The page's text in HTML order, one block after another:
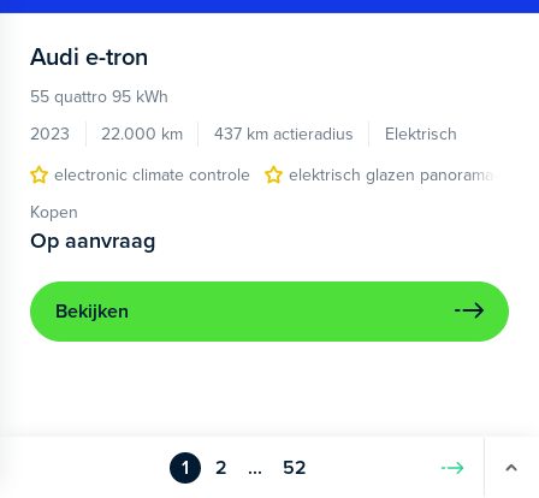
Audi e-tron
55 quattro 95 kWh
2023
22.000 km 437 km actieradius
Elektrisch
electronic climate controle
elektrisch glazen panorama-dak
Kopen
Op aanvraag
Bekijken
1 2 ... 52 Volgende